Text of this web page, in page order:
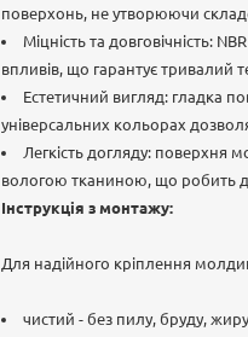
поверхонь, не утворюючи
Міцність та довговічність:
впливів, що гарантує тривалий
Естетичний вигляд: гладка
універсальних кольорах
Легкість догляду: поверхня
вологою тканиною, що робить
Інструкція з монтажу:
Для надійного кріплення
чистий - без пилу, бруду,